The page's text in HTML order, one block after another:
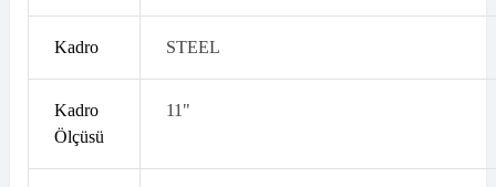
Kadro STEEL
Kadro
Ölçüsü
11"